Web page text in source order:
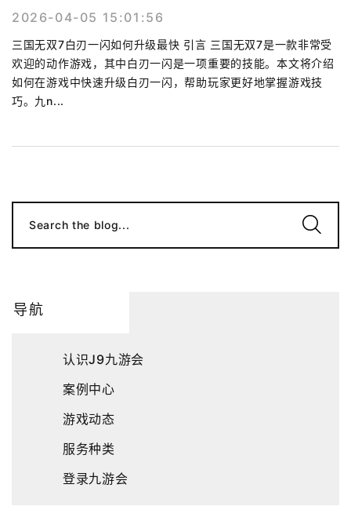
2026-04-05 15:01:56
三国无双7白刃一闪如何升级最快 引言 三国无双7是一款非常受
欢迎的动作游戏，其中白刃一闪是一项重要的技能。本文将介绍
如何在游戏中快速升级白刃一闪，帮助玩家更好地掌握游戏技
巧。九n...
Search the blog...
导航
认识J9九游会
案例中心
游戏动态
服务种类
登录九游会